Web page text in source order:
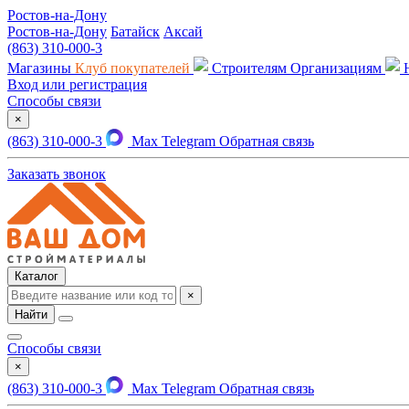
Ростов-на-Дону
Ростов-на-Дону Батайск Аксай
(863) 310-000-3
Магазины Клуб покупателей Строителям Организациям
Вход или регистрация
Способы связи
×
(863) 310-000-3 Max Telegram Обратная связь
Заказать звонок
Каталог
×
Найти
Способы связи
×
(863) 310-000-3 Max Telegram Обратная связь